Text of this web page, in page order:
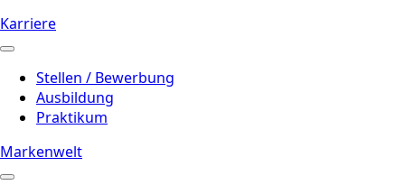
Karriere
Stellen / Bewerbung
Ausbildung
Praktikum
Markenwelt